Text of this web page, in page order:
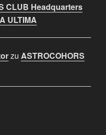
CLUB Headquarters
ULTIMA
zu ASTROCOHORS